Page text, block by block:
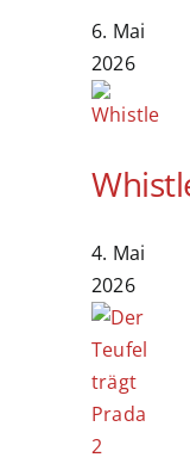
6. Mai
2026
4. Mai
2026